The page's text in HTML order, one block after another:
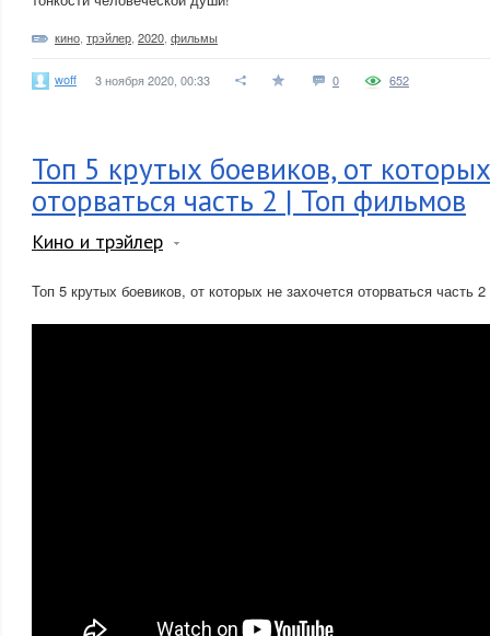
кино трэйлер 2020 фильмы
woff 3 ноября 2020, 00:33 0 652
Топ 5 крутых боевиков, от
оторваться часть 2 | Топ фильмов
Кино и трэйлер
Топ 5 крутых боевиков, от которых не захочется оторваться часть